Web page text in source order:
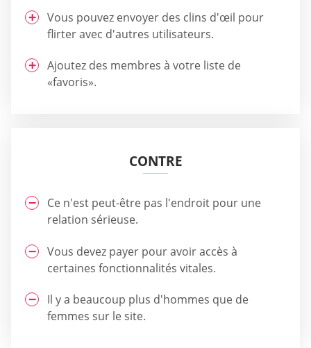
Vous pouvez envoyer des clins d'œil pour
flirter avec d'autres utilisateurs.
Ajoutez des membres à votre liste de
«favoris».
CONTRE
Ce n'est peut-être pas l'endroit pour une
relation sérieuse.
Vous devez payer pour avoir accès à
certaines fonctionnalités vitales.
Il y a beaucoup plus d'hommes que de
femmes sur le site.